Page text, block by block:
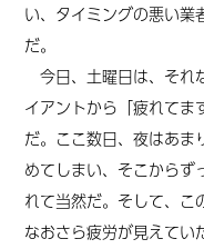
い、タイミングの悪い業
だ。
今日、土曜日は、それ
イアントから「疲れてま
だ。ここ数日、夜はあま
めてしまい、そこからず
れて当然だ。そして、こ
なおさら疲労が見えてい